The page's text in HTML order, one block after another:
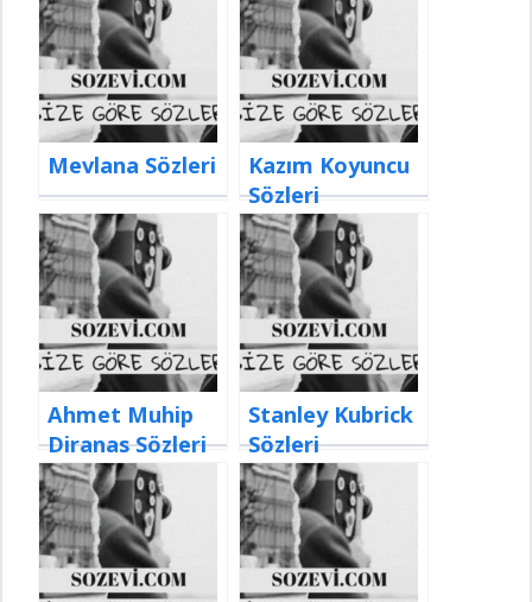
Mevlana Sözleri
Kazım Koyuncu
Sözleri
Ahmet Muhip
Diranas Sözleri
Stanley Kubrick
Sözleri